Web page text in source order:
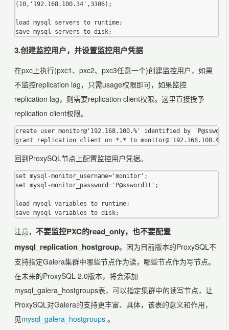
(10,'192.168.100.34',3306);
load mysql servers to runtime;
3.创建监控用户，并设置监控用户凭据
在pxc上执行(pxc1、pxc2、pxc3任意一个)创建监控用户，如果
不监控replication lag，只需usage权限即可，如果监控
replication lag，则需要replication client权限。这里直接授予
replication client权限。
create user monitor@'192.168.100.%' identified by
回到ProxySQL节点上配置监控用户凭据。
set mysql-monitor_username='monitor';
set mysql-monitor_password='P@ssword1!';
load mysql variables to runtime;
注意， 不要监控PXC的read_only，也不要配置
mysql_replication_hostgroup。因为目前版本的ProxySQL不
支持指定Galera集群中哪些节点作为读，哪些节点作为写节点。
在未来的ProxySQL 2.0版本，将会添加
mysql_galera_hostgroups表，可以指定集群中的读写节点，让
ProxySQL对Galera的支持更丰富、具体，该表的意义和作用，
见mysql_galera_hostgroups 。